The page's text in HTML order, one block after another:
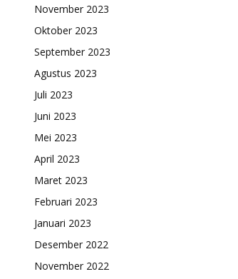
November 2023
Oktober 2023
September 2023
Agustus 2023
Juli 2023
Juni 2023
Mei 2023
April 2023
Maret 2023
Februari 2023
Januari 2023
Desember 2022
November 2022